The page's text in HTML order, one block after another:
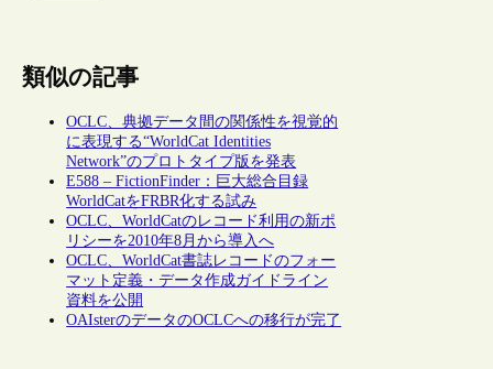
類似の記事
OCLC、典拠データ間の関係性を視覚的
に表現する“WorldCat Identities
Network”のプロトタイプ版を発表
E588 – FictionFinder：巨大総合目録
WorldCatをFRBR化する試み
OCLC、WorldCatのレコード利用の新ポ
リシーを2010年8月から導入へ
OCLC、WorldCat書誌レコードのフォー
マット定義・データ作成ガイドライン
資料を公開
OAIsterのデータのOCLCへの移行が完了